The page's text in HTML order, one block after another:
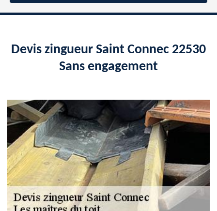
Devis zingueur Saint Connec 22530
Sans engagement